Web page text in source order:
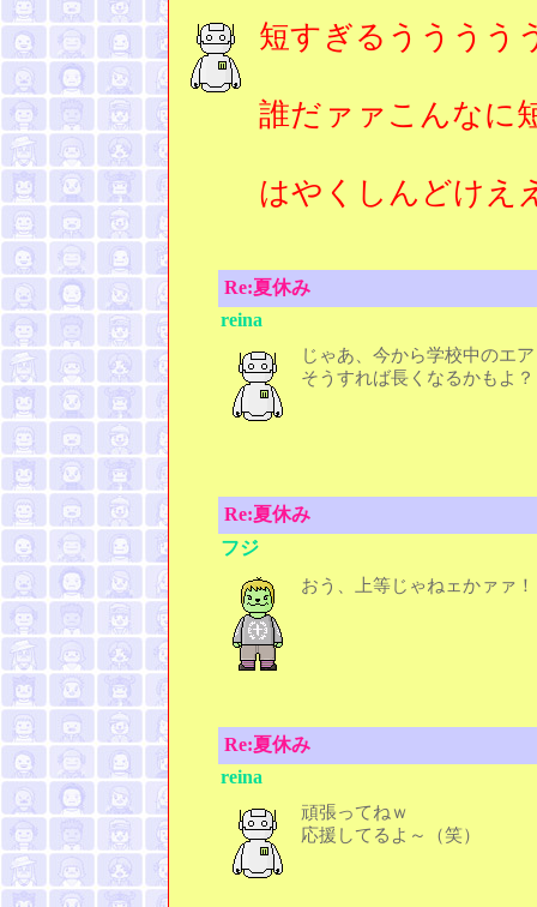
短すぎるうううう
誰だァァこんなに
はやくしんどけえ
Re:夏休み
reina
じゃあ、今から学校中のエ
そうすれば長くなるかもよ
Re:夏休み
フジ
おう、上等じゃねェかァァ
Re:夏休み
reina
頑張ってねｗ
応援してるよ～（笑）